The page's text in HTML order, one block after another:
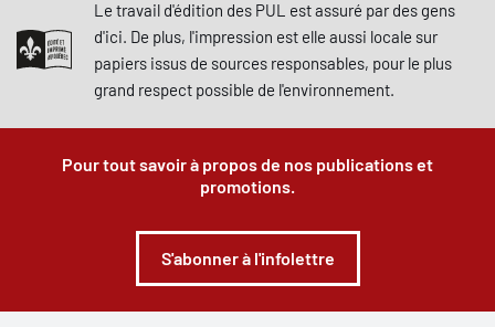
Le travail d'édition des PUL est assuré par des gens
d'ici. De plus, l'impression est elle aussi locale sur
papiers issus de sources responsables, pour le plus
grand respect possible de l'environnement.
Pour tout savoir à propos de nos publications et
promotions.
S'abonner à l'infolettre